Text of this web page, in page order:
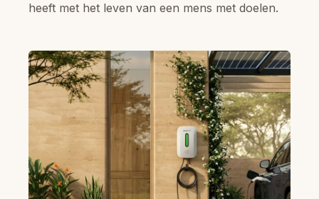
heeft met het leven van een mens met doelen.